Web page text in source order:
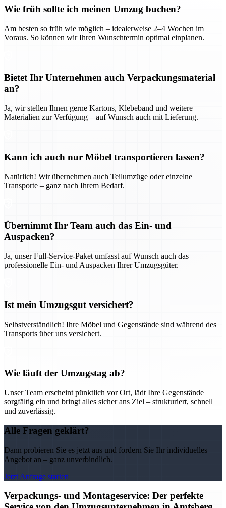
Wie früh sollte ich meinen Umzug buchen?
Am besten so früh wie möglich – idealerweise 2–4 Wochen im
Voraus. So können wir Ihren Wunschtermin optimal einplanen.
Bietet Ihr Unternehmen auch Verpackungsmaterial
an?
Ja, wir stellen Ihnen gerne Kartons, Klebeband und weitere
Materialien zur Verfügung – auf Wunsch auch mit Lieferung.
Kann ich auch nur Möbel transportieren lassen?
Natürlich! Wir übernehmen auch Teilumzüge oder einzelne
Transporte – ganz nach Ihrem Bedarf.
Übernimmt Ihr Team auch das Ein- und
Auspacken?
Ja, unser Full-Service-Paket umfasst auf Wunsch auch das
professionelle Ein- und Auspacken Ihrer Umzugsgüter.
Ist mein Umzugsgut versichert?
Selbstverständlich! Ihre Möbel und Gegenstände sind während des
Transports über uns versichert.
Wie läuft der Umzugstag ab?
Unser Team erscheint pünktlich vor Ort, lädt Ihre Gegenstände
sorgfältig ein und bringt alles sicher ans Ziel – strukturiert, schnell
und zuverlässig.
Alle Fragen geklärt?
Dann probieren Sie es jetzt aus und fordern Sie Ihr individuelles
Angebot an – ganz unverbindlich.
Jetzt Anfrage starten
Verpackungs- und Montageservice: Der perfekte